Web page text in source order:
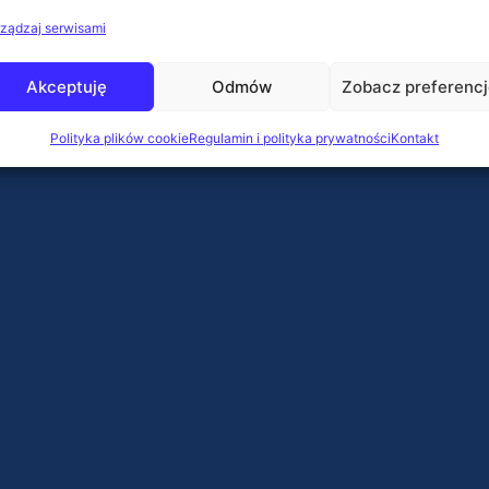
serwisami
Akceptuję Odmów Zobacz
Polityka plików cookieRegulamin i polityka prywatnościKontakt